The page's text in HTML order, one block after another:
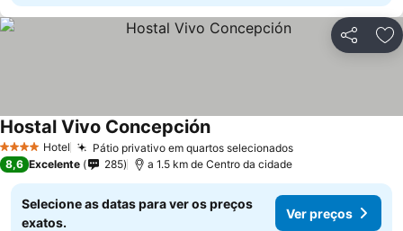
Partilhar
4 EstrelasHotel Pátio privativo em quartos selecionadosVer preços
Hostal Vivo ConcepciónVer preços
8,6 Excelente 285 a 1.5 km de Centro da cidade
Selecione as datas para ver os preços
exatos.
Ver preços